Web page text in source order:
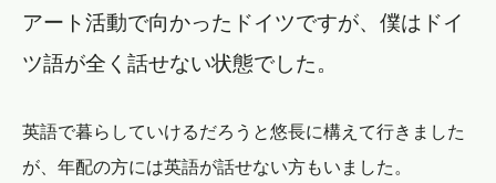
アート活動で向かったドイツですが、僕はドイ
ツ語が全く話せない状態でした。
英語で暮らしていけるだろうと悠長に構えて行きました
が、年配の方には英語が話せない方もいました。